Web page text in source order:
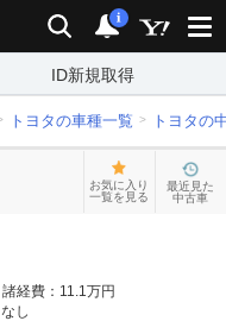
検索 通知
i
ID新規取得
トヨタの車種一覧 トヨタの
お気に入り
一覧を見る
最近見た
中古車
諸経費： 11.1万円
なし